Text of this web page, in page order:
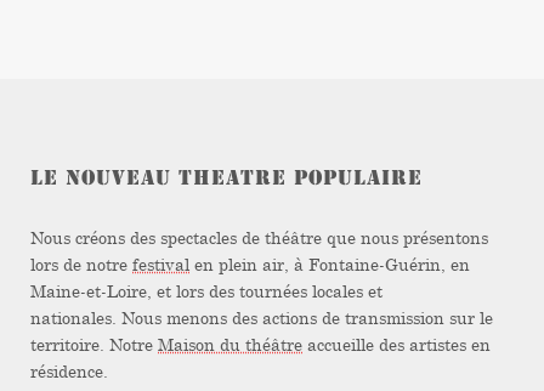
LE NOUVEAU THEATRE POPULAIRE
Nous créons des spectacles de théâtre que nous présentons
lors de notre festival en plein air, à Fontaine-Guérin, en
Maine-et-Loire, et lors des tournées locales et
nationales. Nous menons des actions de transmission sur le
territoire. Notre Maison du théâtre accueille des artistes en
résidence.